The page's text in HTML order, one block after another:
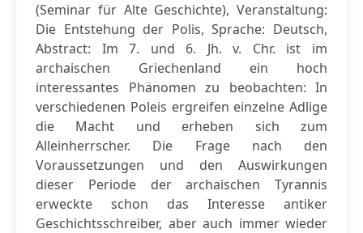
(Seminar für Alte Geschichte), Veranstaltung:
Die Entstehung der Polis, Sprache: Deutsch,
Abstract: Im 7. und 6. Jh. v. Chr. ist im
archaischen Griechenland ein hoch
interessantes Phänomen zu beobachten: In
verschiedenen Poleis ergreifen einzelne Adlige
die Macht und erheben sich zum
Alleinherrscher. Die Frage nach den
Voraussetzungen und den Auswirkungen
dieser Periode der archaischen Tyrannis
erweckte schon das Interesse antiker
Geschichtsschreiber, aber auch immer wieder